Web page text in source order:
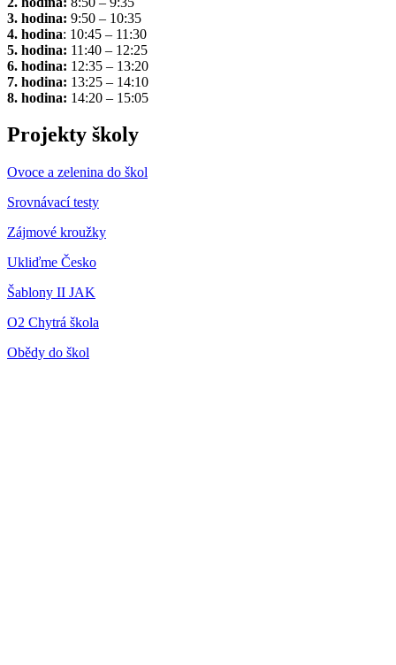
3. hodina: 9:50 – 10:35
4. hodina: 10:45 – 11:30
5. hodina: 11:40 – 12:25
6. hodina: 12:35 – 13:20
7. hodina: 13:25 – 14:10
8. hodina: 14:20 – 15:05
Projekty školy
Ovoce a zelenina do škol
Srovnávací testy
Zájmové kroužky
Ukliďme Česko
Šablony II JAK
O2 Chytrá škola
Obědy do škol